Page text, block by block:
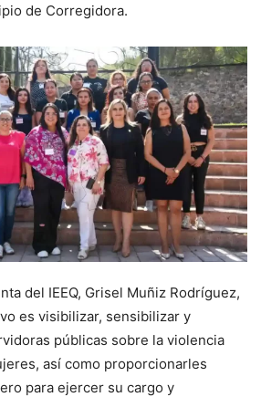
de Corregidora.
del IEEQ, Grisel Muñiz Rodríguez,
es visibilizar, sensibilizar y
públicas sobre la violencia
así como proporcionarles
para ejercer su cargo y